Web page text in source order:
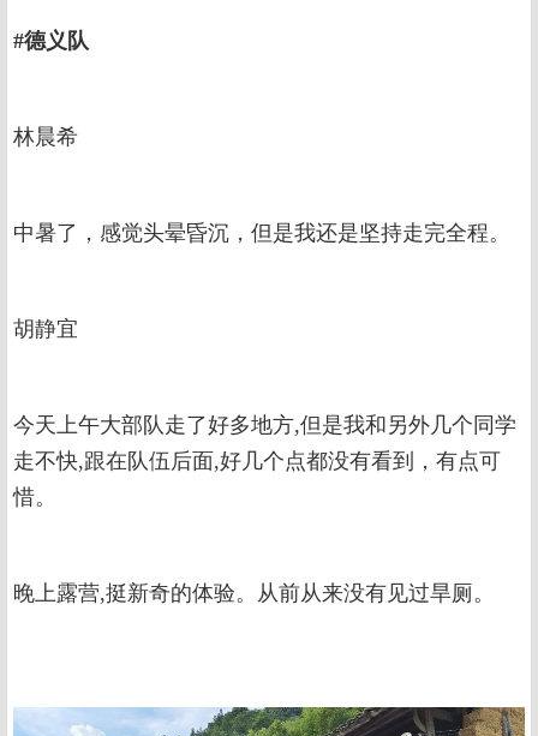
#德义队
林晨希
中暑了，感觉头晕昏沉，但是我还是坚持走完全程。
胡静宜
今天上午大部队走了好多地方,但是我和另外几个同学
走不快,跟在队伍后面,好几个点都没有看到，有点可
惜。
晚上露营,挺新奇的体验。从前从来没有见过旱厕。